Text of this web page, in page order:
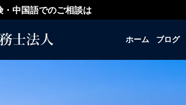
中国語でのご相談は
ホーム ブログ